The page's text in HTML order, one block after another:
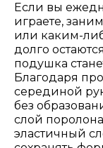
Если вы
играете,
или каким-
долго
подушка
Благодаря
серединой
без
слой
эластичный